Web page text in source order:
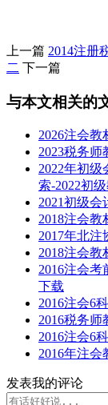
上一篇 2014注册
二 下一篇
与本文相关的
2026注会教
2023税务
2022年初
索-2022初
2021初级
2018注会教
2017年北注
2018注会
2016注会
下载
2016注会6
2016税务师
2016注会6
2016年注会
发表我的评论